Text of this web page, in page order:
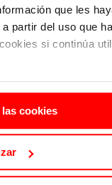
que les
partir del uso que
si continúa
cookies